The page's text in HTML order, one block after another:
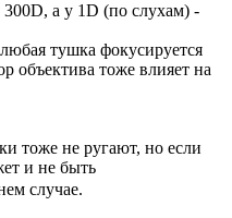
а у 1D (по слухам) -
тушка фокусируется
объектива тоже влияет на
тоже не ругают, но если
и не быть
случае.